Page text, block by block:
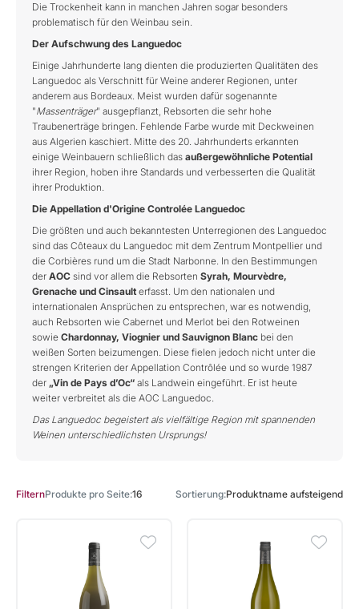
Die Trockenheit kann in manchen Jahren sogar besonders
problematisch für den Weinbau sein.
Der Aufschwung des Languedoc
Einige Jahrhunderte lang dienten die produzierten Qualitäten des
Languedoc als Verschnitt für Weine anderer Regionen, unter
anderem aus Bordeaux. Meist wurden dafür sogenannte
"Massenträger" ausgepflanzt, Rebsorten die sehr hohe
Traubenerträge bringen. Fehlende Farbe wurde mit Deckweinen
aus Algerien kaschiert. Mitte des 20. Jahrhunderts erkannten
einige Weinbauern schließlich das außergewöhnliche Potential
ihrer Region, hoben ihre Standards und verbesserten die Qualität
ihrer Produktion.
Die Appellation d'Origine Controlée Languedoc
Die größten und auch bekanntesten Unterregionen des Languedoc
sind das Côteaux du Languedoc mit dem Zentrum Montpellier und
die Corbières rund um die Stadt Narbonne. In den Bestimmungen
der AOC sind vor allem die Rebsorten Syrah, Mourvèdre,
Grenache und Cinsault erfasst. Um den nationalen und
internationalen Ansprüchen zu entsprechen, war es notwendig,
auch Rebsorten wie Cabernet und Merlot bei den Rotweinen
sowie Chardonnay, Viognier und Sauvignon Blanc bei den
weißen Sorten beizumengen. Diese fielen jedoch nicht unter die
strengen Kriterien der Appellation Contrôlée und so wurde 1987
der „Vin de Pays d’Oc“ als Landwein eingeführt. Er ist heute
weiter verbreitet als die AOC Languedoc.
Das Languedoc begeistert als vielfältige Region mit spannenden
Weinen unterschiedlichsten Ursprungs!
FilternProdukte pro Seite 16 Sortierung Produktname aufsteigend